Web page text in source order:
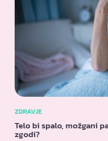
ZDRAVJE
Telo bi spalo, možgani
zgodi?